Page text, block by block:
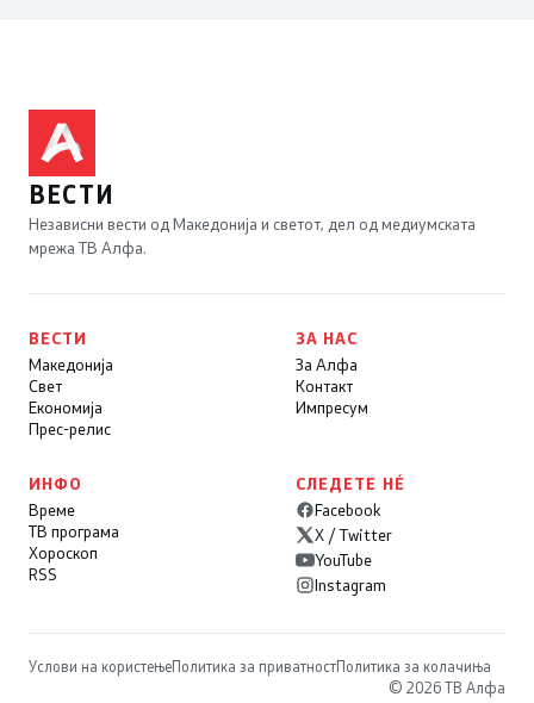
ВЕСТИ
Независни вести од Македонија и светот, дел од медиумската
мрежа ТВ Алфа.
ВЕСТИ
Македонија
Свет
Економија
Прес-релис
ЗА НАС
За Алфа
Контакт
Импресум
ИНФО
Време
ТВ програма
Хороскоп
RSS
СЛЕДЕТЕ НÉ
Facebook
X / Twitter
YouTube
Instagram
Услови на користењеПолитика за приватностПолитика за колачиња
© 2026 ТВ Алфа